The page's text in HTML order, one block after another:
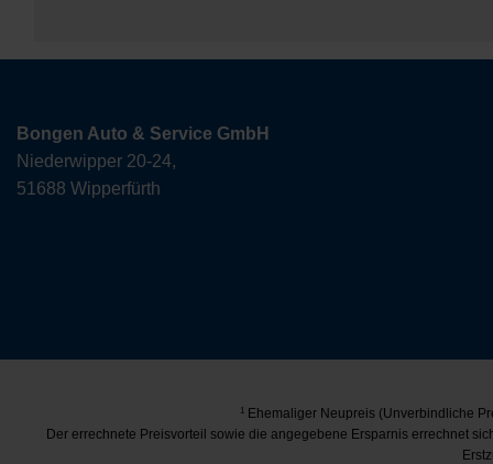
Bongen Auto & Service GmbH
Niederwipper 20-24,
51688 Wipperfürth
1Ehemaliger Neupreis (Unverbindliche
Der errechnete Preisvorteil sowie die angegebene Ersparnis errechnet